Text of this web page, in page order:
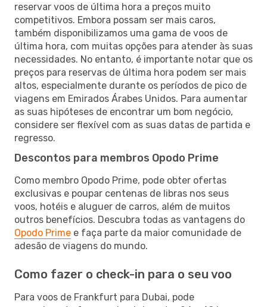
reservar voos de última hora a preços muito
competitivos. Embora possam ser mais caros,
também disponibilizamos uma gama de voos de
última hora, com muitas opções para atender às suas
necessidades. No entanto, é importante notar que os
preços para reservas de última hora podem ser mais
altos, especialmente durante os períodos de pico de
viagens em Emirados Árabes Unidos. Para aumentar
as suas hipóteses de encontrar um bom negócio,
considere ser flexível com as suas datas de partida e
regresso.
Descontos para membros Opodo Prime
Como membro Opodo Prime, pode obter ofertas
exclusivas e poupar centenas de libras nos seus
voos, hotéis e aluguer de carros, além de muitos
outros benefícios. Descubra todas as vantagens do
Opodo Prime e faça parte da maior comunidade de
adesão de viagens do mundo.
Como fazer o check-in para o seu voo
Para voos de Frankfurt para Dubai, pode